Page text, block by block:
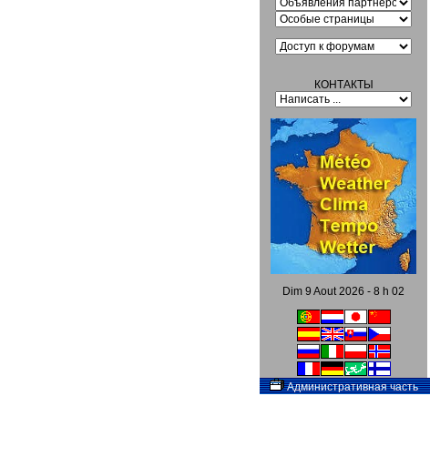
КОНТАКТЫ
Dim 9 Aout 2026 - 8 h 02
Административная часть